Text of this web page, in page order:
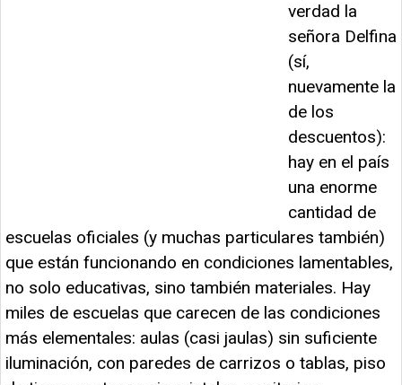
verdad la
señora Delfina
(sí,
nuevamente la
de los
descuentos):
hay en el país
una enorme
cantidad de
escuelas oficiales (y muchas particulares también)
que están funcionando en condiciones lamentables,
no solo educativas, sino también materiales. Hay
miles de escuelas que carecen de las condiciones
más elementales: aulas (casi jaulas) sin suficiente
iluminación, con paredes de carrizos o tablas, piso